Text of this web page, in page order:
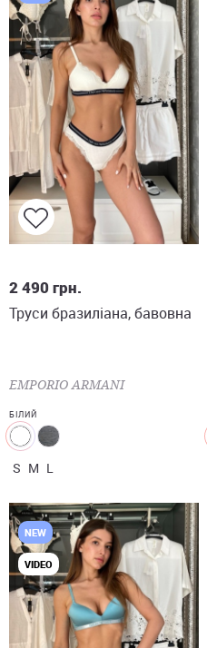
2 490грн.
Труси бразиліана, бавовна
EMPORIO ARMANI
БІЛИЙ
S M L
NEW
VIDEO